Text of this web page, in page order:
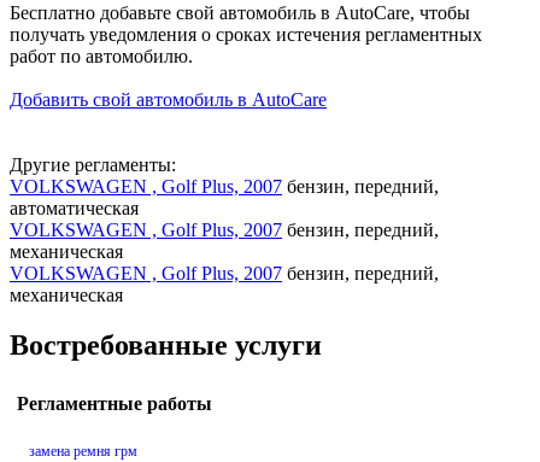
Бесплатно добавьте свой автомобиль в AutoCare, чтобы
получать уведомления о сроках истечения регламентных
работ по автомобилю.
Добавить свой автомобиль в AutoCare
Другие регламенты:
VOLKSWAGEN , Golf Plus, 2007 бензин, передний,
автоматическая
VOLKSWAGEN , Golf Plus, 2007 бензин, передний,
механическая
VOLKSWAGEN , Golf Plus, 2007 бензин, передний,
механическая
Востребованные услуги
Регламентные работы
замена ремня грм